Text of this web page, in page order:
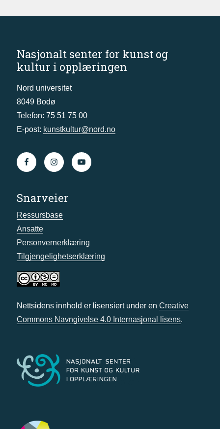
Nasjonalt senter for kunst og
kultur i opplæringen
Nord universitet
8049 Bodø
Telefon: 75 51 75 00
E-post: kunstkultur@nord.no
Snarveier
Ressursbase
Ansatte
Personvernerklæring
Tilgjengelighetserklæring
Nettsidens innhold er lisensiert under en Creative
Commons Navngivelse 4.0 Internasjonal lisens.